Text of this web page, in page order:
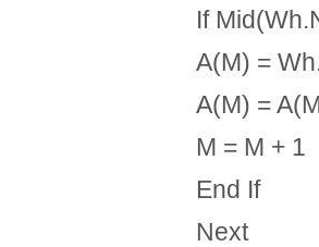
If
A(M) =
A(M) =
M = M + 1
End If
Next